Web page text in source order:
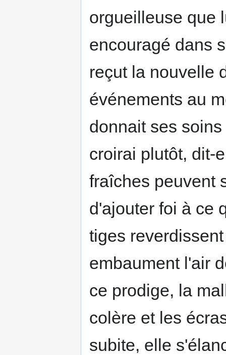
orgueilleuse que
encouragé dans
reçut la nouvelle
événements au
donnait ses
croirai plutôt, dit-
fraîches peuvent
d'ajouter foi à ce
tiges
embaument l'air
ce prodige, la
colère et les
subite, elle